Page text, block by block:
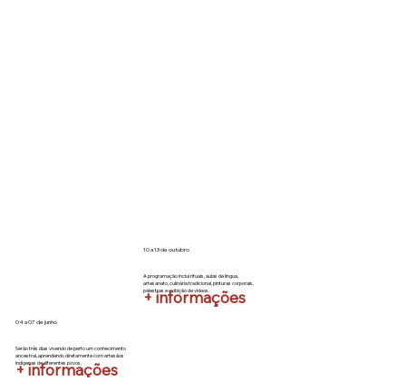
Serão três dias vivendo de perto um conhecimento
ancestral, aprendendo diretamente com artesãos
indígenas de diferentes povos.
+ informações
04 a 07 de junho
A programação inclui rituais, aulas de língua,
artesanato, culinária tradicional, pinturas corporais,
palestras e exibição de vídeos.
+ informações
10 a 13 de outubro